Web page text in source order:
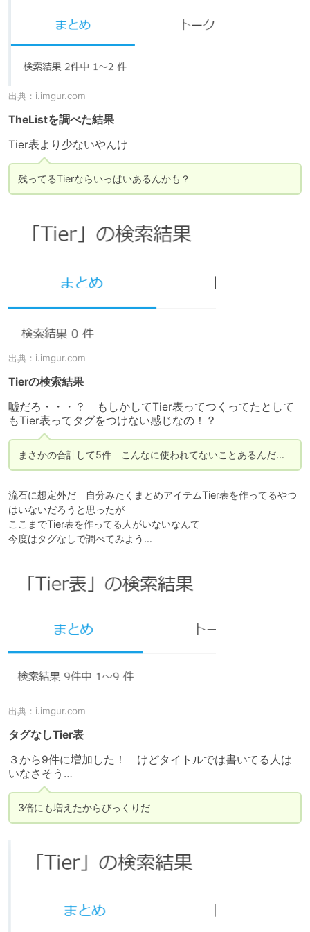
出典： i.imgur.com
TheListを調べた結果
Tier表より少ないやんけ
残ってるTierならいっぱいあるんかも？
出典： i.imgur.com
Tierの検索結果
嘘だろ・・・？　もしかしてTier表ってつくってたとして
もTier表ってタグをつけない感じなの！？
まさかの合計して5件　こんなに使われてないことあるんだ…
流石に想定外だ　自分みたくまとめアイテムTier表を作ってるやつ
はいないだろうと思ったが
ここまでTier表を作ってる人がいないなんて
今度はタグなしで調べてみよう…
出典： i.imgur.com
タグなしTier表
３から9件に増加した！　けどタイトルでは書いてる人は
いなさそう…
3倍にも増えたからびっくりだ